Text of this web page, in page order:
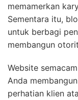
memamerkan
Sementara itu,
untuk berbagi
membangun
Website
Anda
perhatian klien